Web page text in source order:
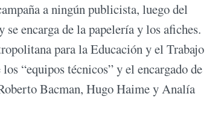
a ningún publicista, luego del
encarga de la papelería y los afiches.
para la Educación y el Trabajo
“equipos técnicos” y el encargado de
Bacman, Hugo Haime y Analía